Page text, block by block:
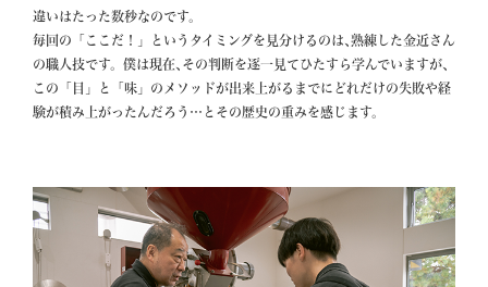
違いはたった数秒なのです。
毎回の「ここだ！」というタイミングを見分けるのは､熟練した金近さん
の職人技です。僕は現在､その判断を逐一見てひたすら学んでいますが､
この「目」と「味」のメソッドが出来上がるまでにどれだけの失敗や経
験が積み上がったんだろう…とその歴史の重みを感じます。